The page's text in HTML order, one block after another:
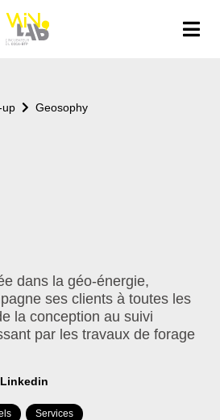
up Geosophy
dans la géo-énergie,
ses clients à toutes les
la conception au suivi
par les travaux de forage
Linkedin
Services